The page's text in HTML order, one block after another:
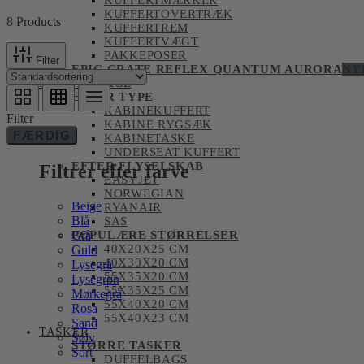
KUFFERTOVERTRÆK
KUFFERTREM
KUFFERTVÆGT
PAKKEPOSER
EPIC CRATE REFLEX QUANTUM AURORA
HÅNDBAGAGE
EFTER TYPE
KABINEKUFFERT
KABINE RYGSÆK
KABINETASKE
UNDERSEAT KUFFERT
EFTER FLYSELSKAB
EASYJET
NORWEGIAN
RYANAIR
SAS
POPULÆRE STØRRELSER
40X20X25 CM
40X30X20 CM
55X35X20 CM
55X35X25 CM
55X40X20 CM
55X40X23 CM
TASKER
STØRRE TASKER
DUFFELBAGS
8 Products
Filter
Filter
FÆRDIG
Filtrer efter farve
Beige
Blå
Grå
Guld
Lysegrå
Lysegrøn
Mørkegrå
Rosa
Sand
Sølv
Sort